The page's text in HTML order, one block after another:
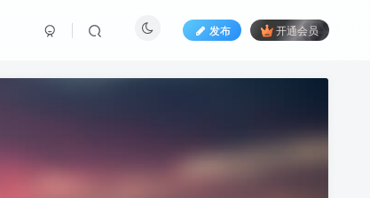
发布 开通会员